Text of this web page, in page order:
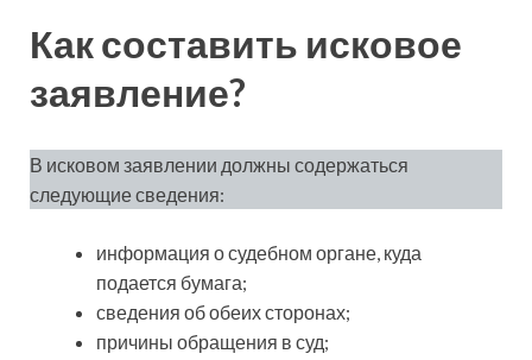
Как составить исковое
заявление?
В исковом заявлении должны содержаться
следующие сведения:
информация о судебном органе, куда
подается бумага;
сведения об обеих сторонах;
причины обращения в суд;